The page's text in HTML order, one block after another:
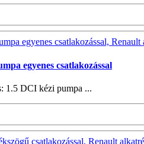
egyenes csatlakozással
1.5 DCI kézi pumpa ...